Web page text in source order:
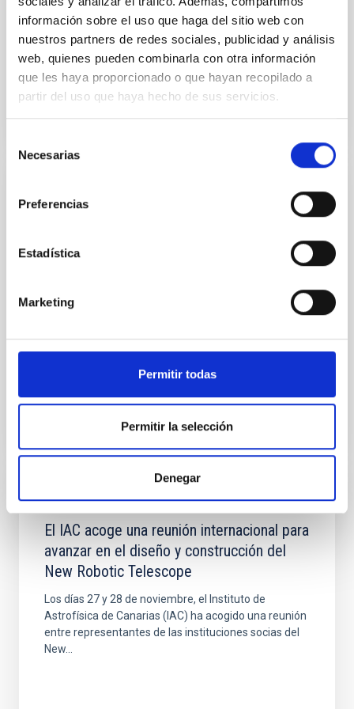
información sobre el uso que haga del sitio web con
nuestros partners de redes sociales, publicidad y análisis
web, quienes pueden combinarla con otra información
que les haya proporcionado o que hayan recopilado a
partir del uso que haya hecho de sus servicios.
Necesarias
Preferencias
Estadística
Marketing
Permitir todas
Permitir la selección
Denegar
The nature of the dark bursts is still not fully
understood. Here, we report on some of our recent
studies on Swift dark bursts. Thereby, we pay
particular...
Discovery and analysis of afterglows from
poorly localized GRBs with the
Gravitational-wave Optical Transient
Gamma-ray bursts (GRBs), particularly those
NOTICIA
El IAC acoge una reunión internacional para
avanzar en el diseño y construcción del
New Robotic Telescope
Los días 27 y 28 de noviembre, el Instituto de
Astrofísica de Canarias (IAC) ha acogido una reunión
entre representantes de las instituciones socias del
New...